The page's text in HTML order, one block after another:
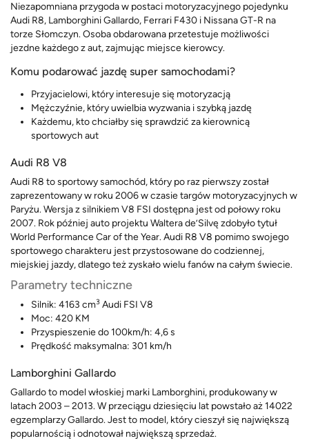
Niezapomniana przygoda w postaci motoryzacyjnego pojedynku
Audi R8, Lamborghini Gallardo, Ferrari F430 i Nissana GT-R na
torze Słomczyn. Osoba obdarowana przetestuje możliwości
jezdne każdego z aut, zajmując miejsce kierowcy.
Komu podarować jazdę super samochodami?
Przyjacielowi, który interesuje się motoryzacją
Mężczyźnie, który uwielbia wyzwania i szybką jazdę
Każdemu, kto chciałby się sprawdzić za kierownicą
sportowych aut
Audi R8 V8
Audi R8 to sportowy samochód, który po raz pierwszy został
zaprezentowany w roku 2006 w czasie targów motoryzacyjnych w
Paryżu. Wersja z silnikiem V8 FSI dostępna jest od połowy roku
2007. Rok później auto projektu Waltera de’Silvę zdobyło tytuł
World Performance Car of the Year. Audi R8 V8 pomimo swojego
sportowego charakteru jest przystosowane do codziennej,
miejskiej jazdy, dlatego też zyskało wielu fanów na całym świecie.
Parametry techniczne
Silnik: 4163 cm3 Audi FSI V8
Moc: 420 KM
Przyspieszenie do 100km/h: 4,6 s
Prędkość maksymalna: 301 km/h
Lamborghini Gallardo
Gallardo to model włoskiej marki Lamborghini, produkowany w
latach 2003 – 2013. W przeciągu dziesięciu lat powstało aż 14022
egzemplarzy Gallardo. Jest to model, który cieszył się największą
popularnością i odnotował największą sprzedaż.